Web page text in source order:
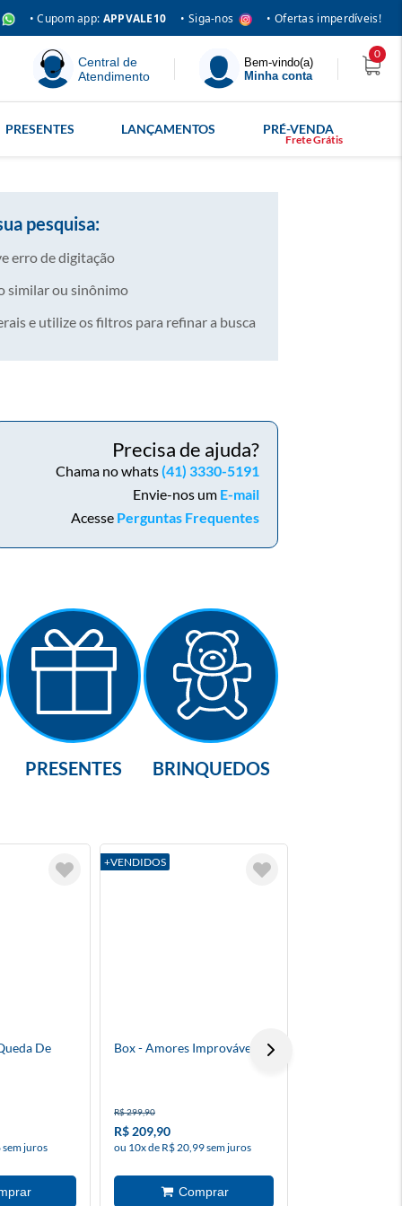
• Cupom app: APPVALE10 • Siga-nos • Ofertas imperdíveis!
Central de
Atendimento
Bem-vindo(a)
Minha conta
0
PRESENTES LANÇAMENTOS PRÉ-VENDA
pesquisa:
erro de digitação
similar ou sinônimo
e utilize os filtros para refinar a busca
Precisa de ajuda?
Chama no whats(41) 3330-5191
Envie-nos um E-mail
Acesse Perguntas Frequentes
PRESENTES BRINQUEDOS
De
sem juros
+VENDIDOS
Box - Amores Improváveis
R$ 299,90
R$ 209,90
ou 10x de R$ 20,99 sem juros